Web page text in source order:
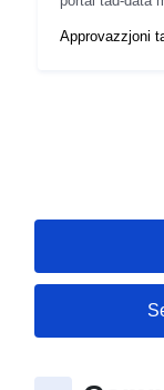
Approvazzjoni